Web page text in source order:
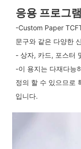
응용 프로그
-Custom Paper
문구와 같은 다양한
- 상자, 카드, 포스터
-이 용지는 다재다능
정의 할 수 있으므로
입니다.